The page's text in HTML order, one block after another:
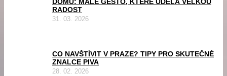
RADOST
31. 03. 2026
CO NAVŠTÍVIT V PRAZE? TIPY PRO SKUTEČNÉ
ZNALCE PIVA
28. 02. 2026